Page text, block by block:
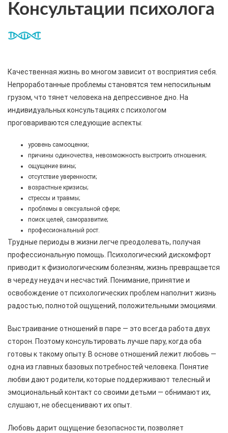
Консультации психолога
Качественная жизнь во многом зависит от восприятия себя.
Непроработанные проблемы становятся тем непосильным
грузом, что тянет человека на депрессивное дно. На
индивидуальных консультациях с психологом
проговариваются следующие аспекты:
уровень самооценки;
причины одиночества, невозможность выстроить отношения;
ощущение вины;
отсутствие уверенности;
возрастные кризисы;
стрессы и травмы;
проблемы в сексуальной сфере;
поиск целей, саморазвитие;
профессиональный рост.
Трудные периоды в жизни легче преодолевать, получая
профессиональную помощь. Психологический дискомфорт
приводит к физиологическим болезням, жизнь превращается
в череду неудач и несчастий. Понимание, принятие и
освобождение от психологических проблем наполнит жизнь
радостью, полнотой ощущений, положительными эмоциями.
Выстраивание отношений в паре — это всегда работа двух
сторон. Поэтому консультировать лучше пару, когда оба
готовы к такому опыту. В основе отношений лежит любовь —
одна из главных базовых потребностей человека. Понятие
любви дают родители, которые поддерживают телесный и
эмоциональный контакт со своими детьми — обнимают их,
слушают, не обесценивают их опыт.
Любовь дарит ощущение безопасности, позволяет